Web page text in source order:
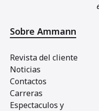
Sobre Ammann
Revista del cliente
Noticias
Contactos
Carreras
Espectaculos y